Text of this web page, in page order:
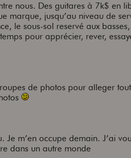
nous. Des guitares à 7k$ en
marque, jusqu’au niveau de
le sous-sol reservé aux
pour apprécier, rever,
de photos pour alleger
Je m’en occupe demain. J’ai
dans un autre monde